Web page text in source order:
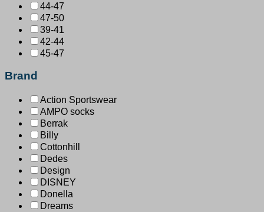
44-47
47-50
39-41
42-44
45-47
Brand
Action Sportswear
AMPO socks
Berrak
Billy
Cottonhill
Dedes
Design
DISNEY
Donella
Dreams